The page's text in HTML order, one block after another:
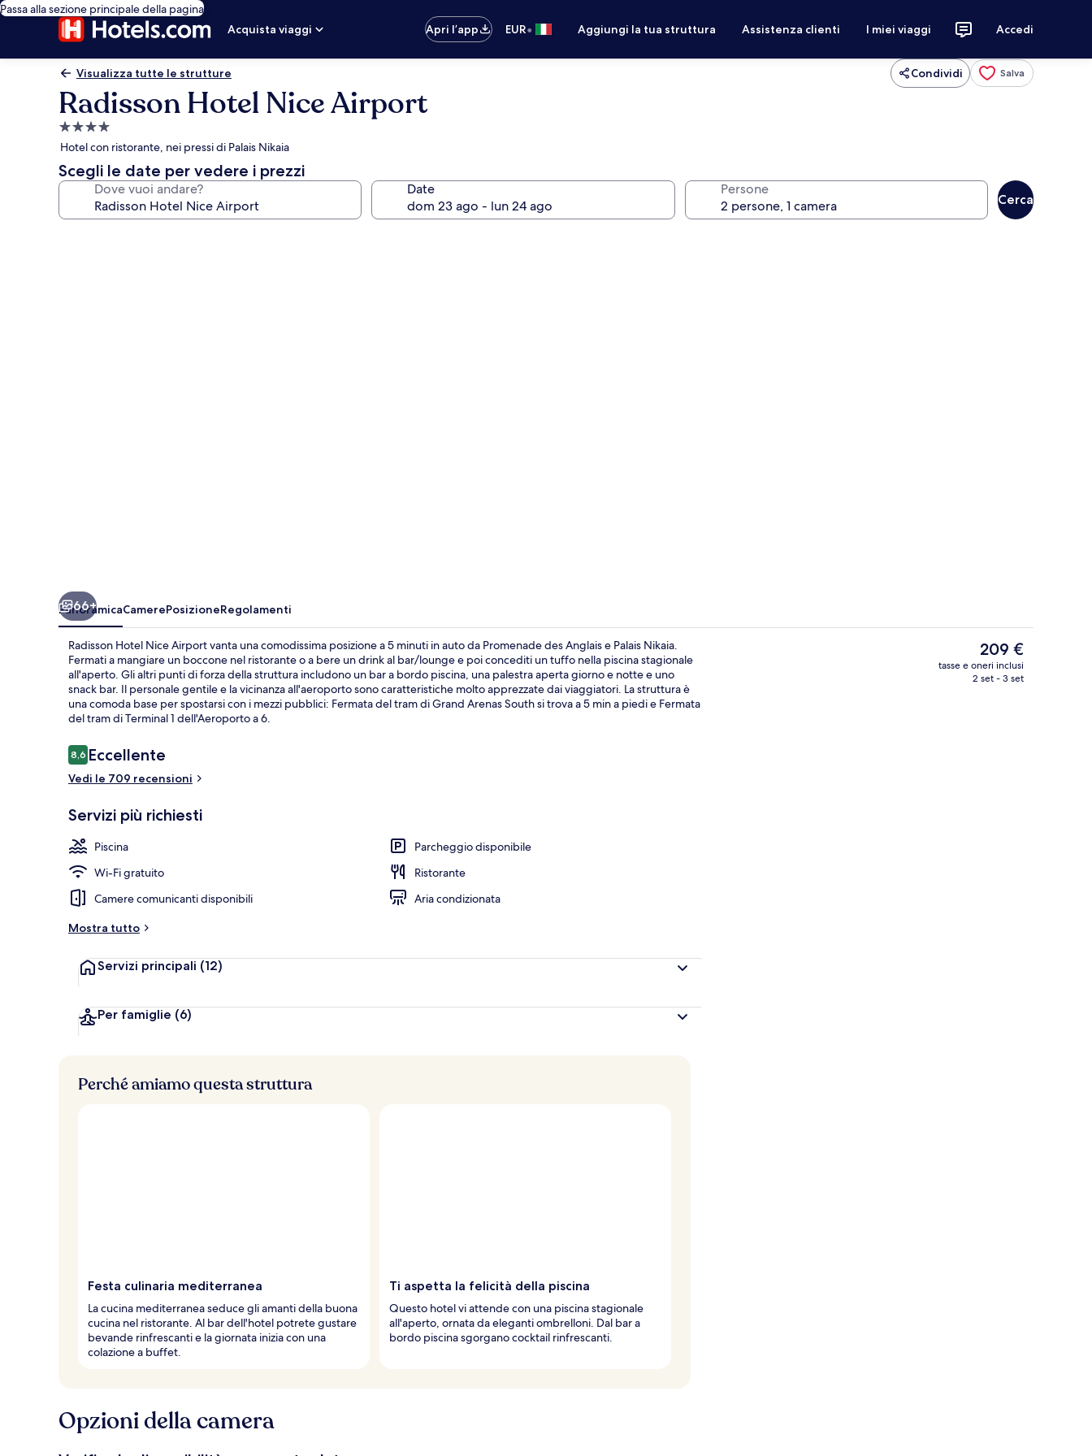
Passa alla sezione principale della pagina
Acquista viaggi
Apri l’app EUR• Aggiungi la tua struttura Assistenza clienti I miei viaggi Accedi
Visualizza tutte le strutture Condividi Salva
Radisson Hotel Nice Airport
Struttura
a
4.0
stelle
Hotel con ristorante, nei pressi di Palais Nikaia
Scegli le date per vedere i prezzi
Dove vuoi andare? Date Persone
Cerca
Ristorante
66+
PanoramicaCamerePosizioneRegolamenti
Radisson Hotel Nice Airport vanta una comodissima posizione a 5 minuti in auto da Promenade des Anglais e Palais Nikaia.
Fermati a mangiare un boccone nel ristorante o a bere un drink al bar/lounge e poi concediti un tuffo nella piscina stagionale
all'aperto. Gli altri punti di forza della struttura includono un bar a bordo piscina, una palestra aperta giorno e notte e uno
snack bar. Il personale gentile e la vicinanza all'aeroporto sono caratteristiche molto apprezzate dai viaggiatori. La struttura è
una comoda base per spostarsi con i mezzi pubblici: Fermata del tram di Grand Arenas South si trova a 5 min a piedi e Fermata
del tram di Terminal 1 dell'Aeroporto a 6.
Recensioni
8,68,6 su 10
Eccellente
Vedi le 709 recensioni
Servizi più richiesti
Piscina
Parcheggio disponibile
Wi-Fi gratuito
Ristorante
Camere comunicanti disponibili
Aria condizionata
Mostra tutto
Servizi principali (12)
Per famiglie (6)
Il
prezzo
attuale
209 €
tasse e oneri inclusi
2 set - 3 set
Perché amiamo questa struttura
Festa culinaria mediterranea
La cucina mediterranea seduce gli amanti della buona
cucina nel ristorante. Al bar dell'hotel potrete gustare
bevande rinfrescanti e la giornata inizia con una
colazione a buffet.
Ti aspetta la felicità della piscina
Questo hotel vi attende con una piscina stagionale
all'aperto, ornata da eleganti ombrelloni. Dal bar a
bordo piscina sgorgano cocktail rinfrescanti.
Opzioni della camera